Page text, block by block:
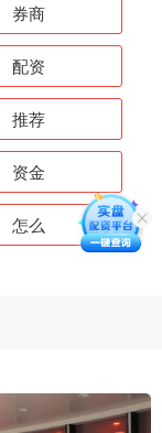
券商
配资
推荐
资金
怎么